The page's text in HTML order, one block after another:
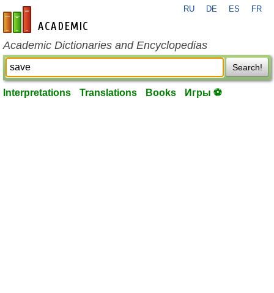
en-academic.com
RU DE ES FR
Academic Dictionaries and Encyclopedias
Search!
Interpretations Translations Books Игры ⚽